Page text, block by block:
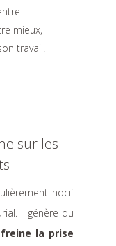
mieux,
travail.
sur les
nocif
Il génère du
freine la prise